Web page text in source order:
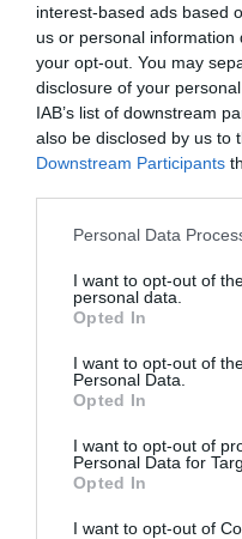
interest-based ads based
us or personal
your opt-out. You may
disclosure of your
IAB’s list of downstream
also be disclosed by us to
Downstream Participants
Please note that this
not limited to your visit or
grant or deny consent to
use your data for below
consent section.
Personal Data
I want to opt-out of
personal data.
Opted In
I want to opt-out of
Personal Data.
Opted In
I want to opt-out of
Personal Data for
Opted In
I want to opt-out of
Az új
szerves részeként
Strandfürdő néven
látogató turisták. A
megszokott
követi, a jelenleg
garantáltan
élmények
Szavazás a
fürdő nevéről
Miskolc Megyei Jogú
társadalmi egyeztetés
lakosok véleményét